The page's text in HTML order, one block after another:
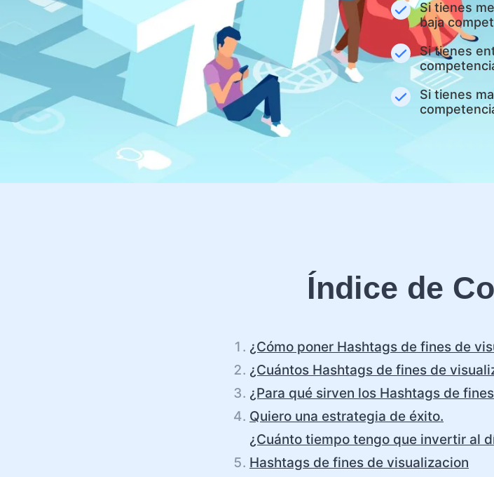
Si tienes
baja
Si tienes
Si tienes
Índice de
¿Cómo poner Hashtags de fines de
¿Cuántos Hashtags de fines de
¿Para qué sirven los Hashtags de
Quiero una estrategia de éxito.
¿Cuánto tiempo tengo que invertir al
Hashtags de fines de visualizacion